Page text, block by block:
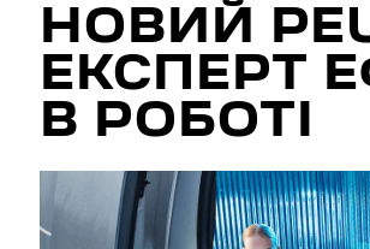
НОВИЙ
ЕКСПЕРТ
В РОБОТІ